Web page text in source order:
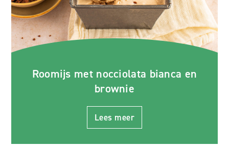
Roomijs met nocciolata bianca en
brownie
Lees meer